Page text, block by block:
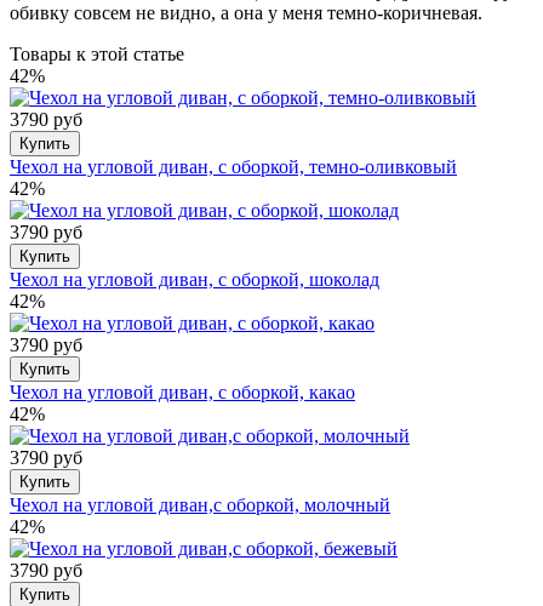
обивку совсем не видно, а она у меня темно-коричневая.
Товары к этой статье
42%
3790 руб
Купить
Чехол на угловой диван, с оборкой, темно-оливковый
42%
3790 руб
Купить
Чехол на угловой диван, с оборкой, шоколад
42%
3790 руб
Купить
Чехол на угловой диван, с оборкой, какао
42%
3790 руб
Купить
Чехол на угловой диван,с оборкой, молочный
42%
3790 руб
Купить